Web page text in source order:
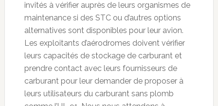
invités à vérifier auprès de leurs organismes de
maintenance si des STC ou d’autres options
alternatives sont disponibles pour leur avion.
Les exploitants d’aérodromes doivent vérifier
leurs capacités de stockage de carburant et
prendre contact avec leurs fournisseurs de
carburant pour leur demander de proposer à
leurs utilisateurs du carburant sans plomb